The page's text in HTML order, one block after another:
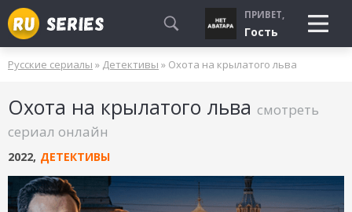
СМОТРЮ
БУДУ СМОТРЕТЬ
УЖЕ СМОТРЕЛ
ПРИВЕТ,
Гость
Русские сериалы » Детективы » Охота на крылатого льва
Охота на крылатого льва смотреть
сериал онлайн
2022, ДЕТЕКТИВЫ